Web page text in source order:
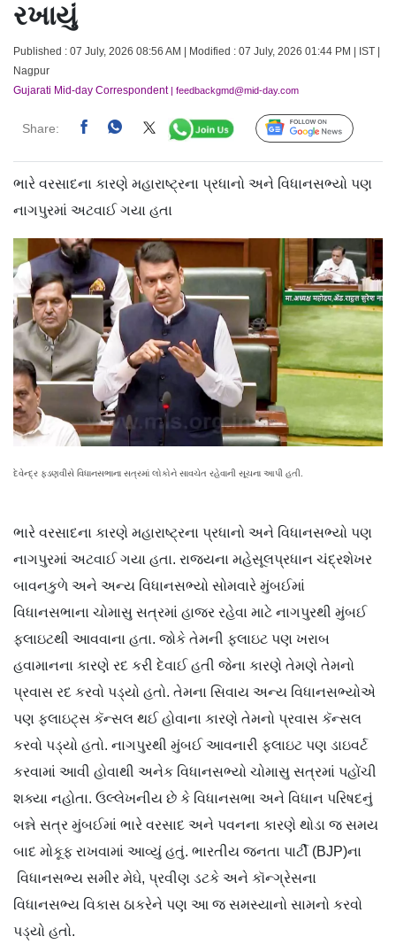
રખાયું
Published : 07 July, 2026 08:56 AM | Modified : 07 July, 2026 01:44 PM | IST |
Nagpur
Gujarati Mid-day Correspondent| feedbackgmd@mid-day.com
Share: Follow Us
ભારે વરસાદના કારણે મહારાષ્ટ્રના પ્રધાનો અને વિધાનસભ્યો પણ
નાગપુરમાં અટવાઈ ગયા હતા
દેવેન્દ્ર ફડણવીસે વિધાનસભાના સત્રમાં લોકોને સાવચેત રહેવાની સૂચના આપી હતી.
ભારે વરસાદના કારણે મહારાષ્ટ્રના પ્રધાનો અને વિધાનસભ્યો પણ
નાગપુરમાં અટવાઈ ગયા હતા. રાજ્યના મહેસૂલપ્રધાન ચંદ્રશેખર
બાવનકુળે અને અન્ય વિધાનસભ્યો સોમવારે મુંબઈમાં
વિધાનસભાના ચોમાસુ સત્રમાં હાજર રહેવા માટે નાગપુરથી મુંબઈ
ફ્લાઇટથી આવવાના હતા. જોકે તેમની ફ્લાઇટ પણ ખરાબ
હવામાનના કારણે રદ કરી દેવાઈ હતી જેના કારણે તેમણે તેમનો
પ્રવાસ રદ કરવો પડ્યો હતો. તેમના સિવાય અન્ય વિધાનસભ્યોએ
પણ ફ્લાઇટ્સ કૅન્સલ થઈ હોવાના કારણે તેમનો પ્રવાસ કૅન્સલ
કરવો પડ્યો હતો. નાગપુરથી મુંબઈ આવનારી ફ્લાઇટ પણ ડાઇવર્ટ
કરવામાં આવી હોવાથી અનેક વિધાનસભ્યો ચોમાસુ સત્રમાં પહોંચી
શક્યા નહોતા. ઉલ્લેખનીય છે કે વિધાનસભા અને વિધાન પરિષદનું
બન્ને સત્ર મુંબઈમાં ભારે વરસાદ અને પવનના કારણે થોડા જ સમય
બાદ મોકૂફ રાખવામાં આવ્યું હતું. ભારતીય જનતા પાર્ટી (BJP)ના
વિધાનસભ્ય સમીર મેઘે, પ્રવીણ ડટકે અને કૉન્ગ્રેસના
વિધાનસભ્ય વિકાસ ઠાકરેને પણ આ જ સમસ્યાનો સામનો કરવો
પડ્યો હતો.